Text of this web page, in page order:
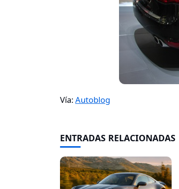
Vía:Autoblog
ENTRADAS RELACIONADAS